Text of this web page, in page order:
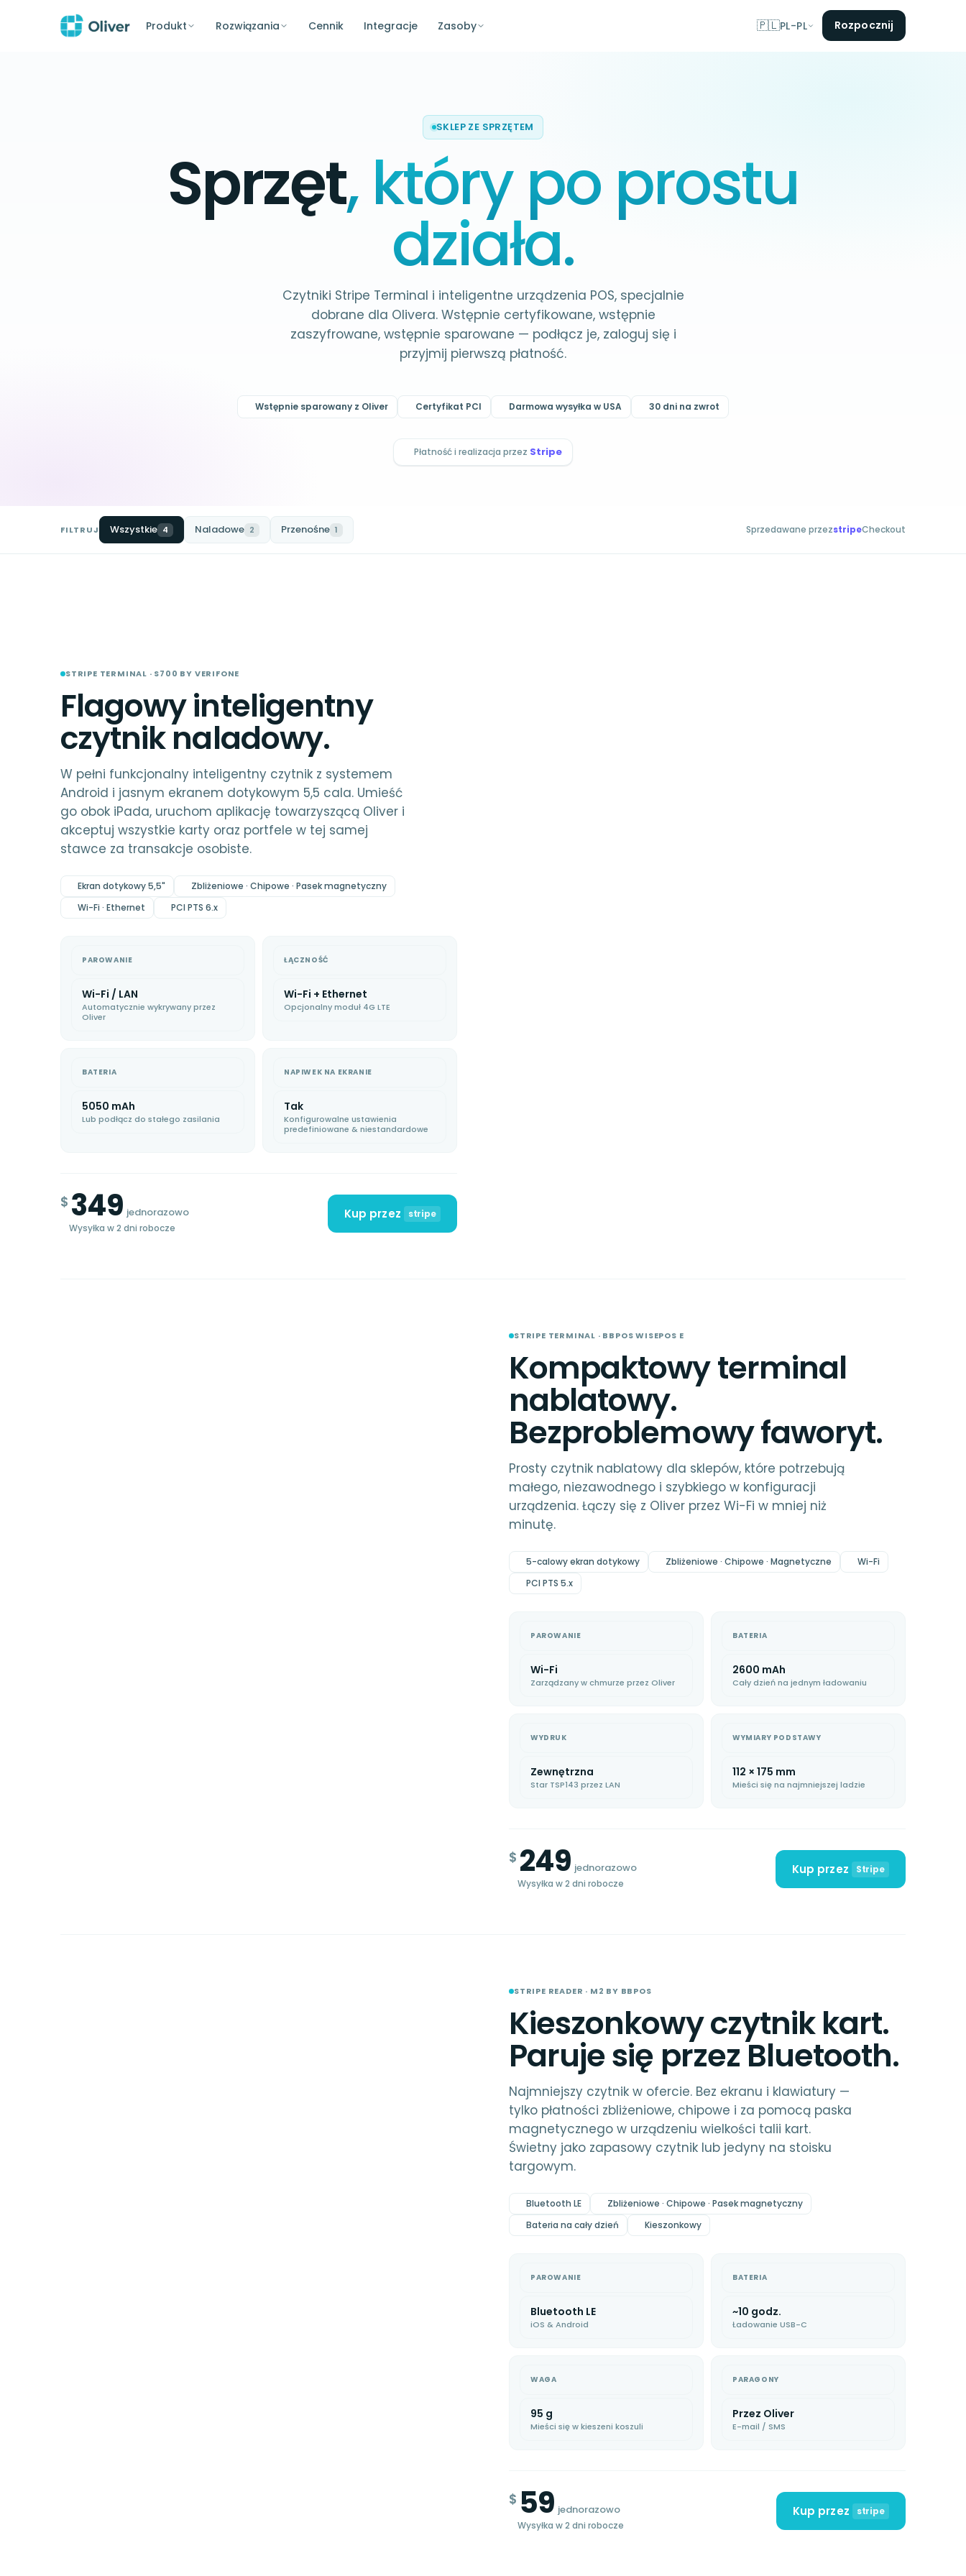
Produkt Rozwiązania Cennik Integracje Zasoby 🇵🇱PL-PL Rozpocznij
SKLEP ZE SPRZĘTEM
Sprzęt, który po prostu
działa.
Czytniki Stripe Terminal i inteligentne urządzenia POS, specjalnie
dobrane dla Olivera. Wstępnie certyfikowane, wstępnie
zaszyfrowane, wstępnie sparowane — podłącz je, zaloguj się i
przyjmij pierwszą płatność.
Wstępnie sparowany z Oliver Certyfikat PCI Darmowa wysyłka w USA 30 dni na zwrot
Płatność i realizacja przez Stripe
FILTRUJ Wszystkie 4 Naladowe 2 Przenośne 1 Sprzedawane przezstripeCheckout
STRIPE TERMINAL · S700 BY VERIFONE
Flagowy inteligentny
czytnik naladowy.
W pełni funkcjonalny inteligentny czytnik z systemem
Android i jasnym ekranem dotykowym 5,5 cala. Umieść
go obok iPada, uruchom aplikację towarzyszącą Oliver i
akceptuj wszystkie karty oraz portfele w tej samej
stawce za transakcje osobiste.
Ekran dotykowy 5,5"
Zbliżeniowe · Chipowe · Pasek magnetyczny
Wi-Fi · Ethernet
PCI PTS 6.x
PAROWANIE
Wi-Fi / LAN
Automatycznie wykrywany przez
Oliver
ŁĄCZNOŚĆ
Wi-Fi + Ethernet
Opcjonalny moduł 4G LTE
BATERIA
5050 mAh
Lub podłącz do stałego zasilania
NAPIWEK NA EKRANIE
Tak
Konfigurowalne ustawienia
predefiniowane & niestandardowe
$ 349 jednorazowo
Wysyłka w 2 dni robocze
Kup przez stripe
STRIPE TERMINAL · BBPOS WISEPOS E
Kompaktowy terminal
nablatowy.
Bezproblemowy faworyt.
Prosty czytnik nablatowy dla sklepów, które potrzebują
małego, niezawodnego i szybkiego w konfiguracji
urządzenia. Łączy się z Oliver przez Wi-Fi w mniej niż
minutę.
5-calowy ekran dotykowy Zbliżeniowe · Chipowe · Magnetyczne
Wi-Fi
PCI PTS 5.x
PAROWANIE
Wi-Fi
Zarządzany w chmurze przez Oliver
BATERIA
2600 mAh
Cały dzień na jednym ładowaniu
WYDRUK
Zewnętrzna
Star TSP143 przez LAN
WYMIARY PODSTAWY
112 × 175 mm
Mieści się na najmniejszej ladzie
$ 249 jednorazowo
Wysyłka w 2 dni robocze
Kup przez Stripe
STRIPE READER · M2 BY BBPOS
Kieszonkowy czytnik kart.
Paruje się przez Bluetooth.
Najmniejszy czytnik w ofercie. Bez ekranu i klawiatury —
tylko płatności zbliżeniowe, chipowe i za pomocą paska
magnetycznego w urządzeniu wielkości talii kart.
Świetny jako zapasowy czytnik lub jedyny na stoisku
targowym.
Bluetooth LE
Zbliżeniowe · Chipowe · Pasek magnetyczny
Bateria na cały dzień
Kieszonkowy
PAROWANIE
Bluetooth LE
iOS & Android
BATERIA
~10 godz.
Ładowanie USB-C
WAGA
95 g
Mieści się w kieszeni koszuli
PARAGONY
Przez Oliver
E-mail / SMS
$ 59 jednorazowo
Wysyłka w 2 dni robocze
Kup przez stripe